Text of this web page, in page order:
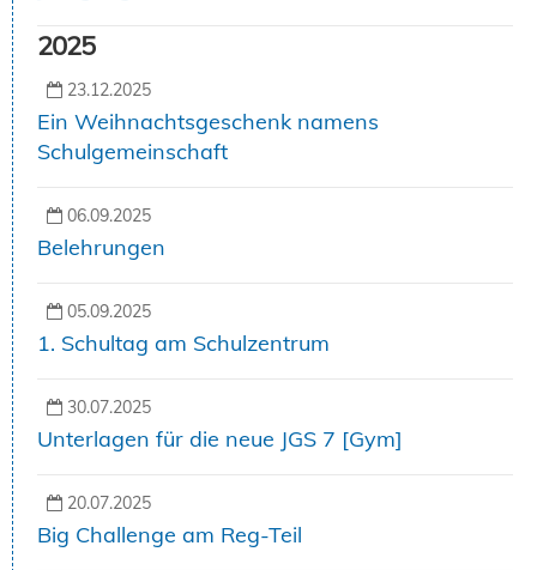
2025
23.12.2025
Ein Weihnachtsgeschenk namens
Schulgemeinschaft
06.09.2025
Belehrungen
05.09.2025
1. Schultag am Schulzentrum
30.07.2025
Unterlagen für die neue JGS 7 [Gym]
20.07.2025
Big Challenge am Reg-Teil